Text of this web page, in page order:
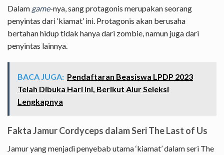
Dalam game-nya, sang protagonis merupakan seorang
penyintas dari ‘kiamat’ ini. Protagonis akan berusaha
bertahan hidup tidak hanya dari zombie, namun juga dari
penyintas lainnya.
BACA JUGA: Pendaftaran Beasiswa LPDP 2023
Telah Dibuka Hari Ini, Berikut Alur Seleksi
Lengkapnya
Fakta Jamur Cordyceps dalam Seri The Last of Us
Jamur yang menjadi penyebab utama ‘kiamat’ dalam seri The